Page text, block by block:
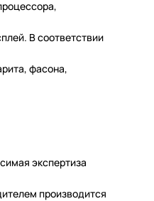
В соответствии
фасона,
экспертиза
производится